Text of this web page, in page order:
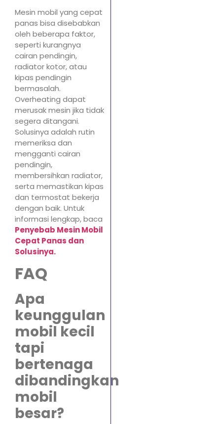
Mesin mobil yang cepat
panas bisa disebabkan
oleh beberapa faktor,
seperti kurangnya
cairan pendingin,
radiator kotor, atau
kipas pendingin
bermasalah.
Overheating dapat
merusak mesin jika tidak
segera ditangani.
Solusinya adalah rutin
memeriksa dan
mengganti cairan
pendingin,
membersihkan radiator,
serta memastikan kipas
dan termostat bekerja
dengan baik. Untuk
informasi lengkap, baca
Penyebab Mesin Mobil
Cepat Panas dan
Solusinya.
FAQ
Apa
keunggulan
mobil kecil
tapi
bertenaga
dibandingkan
mobil
besar?